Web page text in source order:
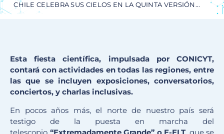
CHILE CELEBRA SUS CIELOS EN LA QUINTA VERSIÓN...
Esta fiesta científica, impulsada por CONICYT,
contará con actividades en todas las regiones, entre
las que se incluyen exposiciones, conversatorios,
conciertos, y charlas inclusivas.
En pocos años más, el norte de nuestro país será
testigo de la puesta en marcha del